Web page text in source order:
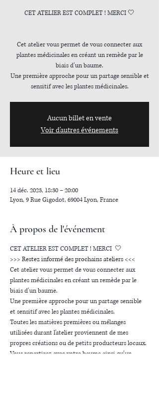
CET ATELIER EST COMPLET ! MERCI 🤍
Cet atelier vous permet de vous connecter aux
plantes médicinales en créant un remède par le
biais d’un baume.
Une première approche pour un partage sensible et
sensitif avec les plantes médicinales.
Aucun billet en vente
Voir d'autres événements
Heure et lieu
14 déc. 2023, 18:30 – 20:00
Lyon, 9 Rue Gigodot, 69004 Lyon, France
À propos de l'événement
CET ATELIER EST COMPLET ! MERCI  🤍
>>> Restez informé des prochains ateliers <<<
Cet atelier vous permet de vous connecter aux
plantes médicinales en créant un remède par le
biais d’un baume.
Une première approche pour un partage sensible
et sensitif avec les plantes médicinales.
Toutes les matières premières ou mélanges
utilisées durant l’atelier proviennent de mes
propres créations ou de petits producteurs locaux.
Vous repartirez avec votre baume ainsi qu’un